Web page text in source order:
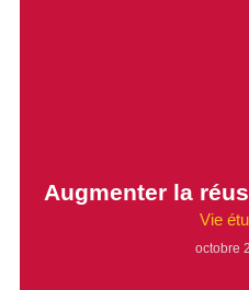
Augmenter la
Vie
octobre